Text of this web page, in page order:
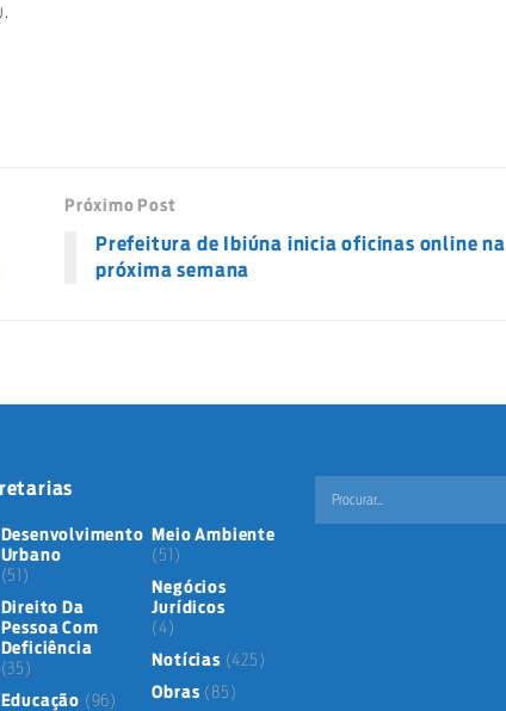
Próximo Post
Prefeitura de Ibiúna inicia oficinas online na
próxima semana
Desenvolvimento
Urbano
(51)
Direito Da
Pessoa Com
Deficiência
(35)
Educação (96)
Meio Ambiente
(51)
Negócios
Jurídicos
(4)
Notícias (425)
Obras (85)